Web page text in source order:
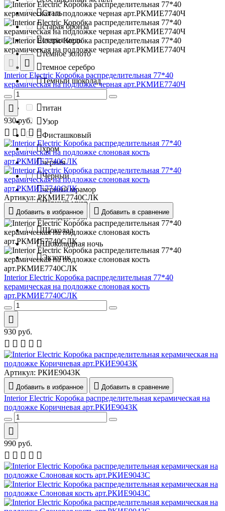
Сталь
старая бронза
старая медь
темное золото
темное серебро
Темный шоколад
титан
Узор
Фисташковый
хром
черная
Черный
черный мрамор
Чёрный муар
Шандон Руж
Шоколад
Шоколадная ночь
Экзотик
Interior Electric Коробка распределительная 77*40
керамическая на подложке черная арт.РКМИЕ7740Ч
930руб.
Артикул:РКМИЕ7740СЛК
Добавить в избранное Добавить в сравнение
Interior Electric Коробка распределительная 77*40
керамическая на подложке слоновая кость
арт.РКМИЕ7740СЛК
930 руб.
Артикул: РКИЕ9043К
Добавить в избранное Добавить в сравнение
Interior Electric Коробка распределительная керамическая на
подложке Коричневая арт.РКИЕ9043К
990 руб.